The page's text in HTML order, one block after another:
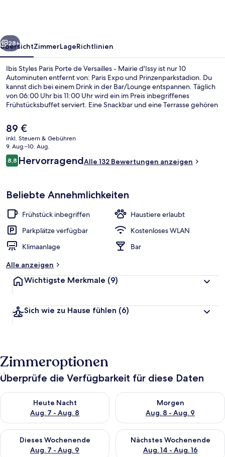
-
Mairie
d'Issy
Weiter
28+
ÜbersichtZimmerLageRichtlinien
Ibis Styles Paris Porte de Versailles - Mairie d'Issy ist nur 10
Autominuten entfernt von: Paris Expo und Prinzenparkstadion. Du
kannst dich bei einem Drink in der Bar/Lounge entspannen. Täglich
von 06:00 Uhr bis 11:00 Uhr wird ein im Preis inbegriffenes
Frühstücksbuffet serviert. Eine Snackbar und eine Terrasse gehören
einen kurzen Fußmarsch entfernt: Zur U-Bahn-Station Mairie d’Issy
sind es 3 Minuten und zur U-Bahn-Station Corentin Celton 8
Minuten.
Der
aktuelle
Preis
beträgt
89 €.
89 €
inkl. Steuern & Gebühren
9. Aug.–10. Aug.
Bewertungen
8,88,8 von 10.
HervorragendAlle 132 Bewertungen anzeigen
Beliebte Annehmlichkeiten
Frühstück inbegriffen
Haustiere erlaubt
Parkplätze verfügbar
Kostenloses WLAN
Klimaanlage
Bar
Alle anzeigen
Wichtigste Merkmale (9)
Sich wie zu Hause fühlen (6)
Zimmeroptionen
Überprüfe die Verfügbarkeit für diese Daten
Heute Nacht
Aug. 7 - Aug. 8
Überprüfe die Verfügbarkeit für heute Nacht, Aug. 7 - Aug. 8.
Morgen
Aug. 8 - Aug. 9
Überprüfe die Verfügbarkeit
Dieses Wochenende
Aug. 7 - Aug. 9
Überprüfe die Verfügbarkeit für dieses Wochenende, Aug. 7
Nächstes Wochenende
Aug. 14 - Aug. 16
Überprüfe die Verfügbarkeit